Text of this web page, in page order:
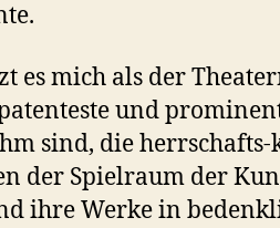
es mich als der
und
sind, die
der Spielraum der
ihre Werke in